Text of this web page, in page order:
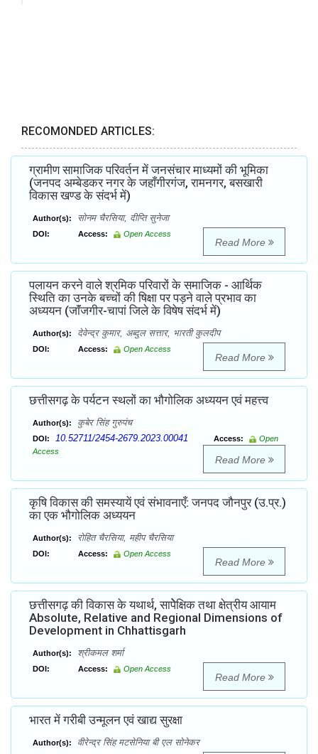
RECOMONDED ARTICLES:
ग्रामीण सामाजिक परिवर्तन में जनसंचार माध्यमों की भूमिका
(जनपद अम्बेडकर नगर के जहाँगीरगंज, रामनगर, बसखारी
विकास खण्ड के संदर्भ में)
Author(s): सोनम चैरसिया, दीप्ति सुनेजा
DOI: Access: Open Access
Read More
पलायन करने वाले श्रमिक परिवारों के समाजिक - आर्थिक
स्थिति का उनके बच्चों की षिक्षा पर पड़ने वाले प्रभाव का
अध्ययन (जाॅंजगीर-चापां जिले के विषेष संदर्भ में)
Author(s): देवेन्द्र कुमार, अब्दुल सत्तार, भारती कुलदीप
DOI: Access: Open Access
Read More
छत्तीसगढ़ के पर्यटन स्थलों का भौगोलिक अध्ययन एवं महत्त्व
Author(s): कुबेर सिंह गुरुपंच
DOI: 10.52711/2454-2679.2023.00041 Access:
Open
Access
Read More
कृषि विकास की समस्यायें एवं संभावनाएँ: जनपद जौनपुर (उ.प्र.)
का एक भौगोलिक अध्ययन
Author(s): रोहित चैरसिया, महीप चैरसिया
DOI: Access: Open Access
Read More
छत्तीसगढ़ की विकास के यथार्थ, सापेेेक्षिक तथा क्षेत्रीय आयाम
Absolute, Relative and Regional Dimensions of
Development in Chhattisgarh
Author(s): श्रीकमल शर्मा
DOI: Access: Open Access
Read More
भारत में गरीबी उन्मूलन एवं खाद्य सुरक्षा
Author(s): वीरेन्द्र सिंह मटसेनिया बी एल सोनेकर